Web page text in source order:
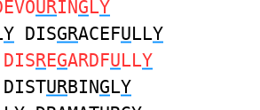
URINGLY
Y DISGRACEFULLY
DISREGARDFULLY
DISTURBINGLY